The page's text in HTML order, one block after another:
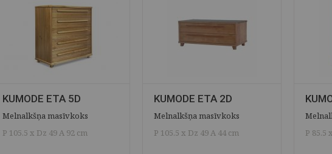
KUMODE ETA 5D
Melnalkšņa masīvkoks
P 105.5 x Dz 49 A 92 cm
KUMODE ETA 2D
Melnalkšņa masīvkoks
P 105.5 x Dz 49 A 44 cm
P 85.5